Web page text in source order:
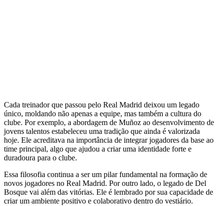
Cada treinador que passou pelo Real Madrid deixou um legado
único, moldando não apenas a equipe, mas também a cultura do
clube. Por exemplo, a abordagem de Muñoz ao desenvolvimento de
jovens talentos estabeleceu uma tradição que ainda é valorizada
hoje. Ele acreditava na importância de integrar jogadores da base ao
time principal, algo que ajudou a criar uma identidade forte e
duradoura para o clube.
Essa filosofia continua a ser um pilar fundamental na formação de
novos jogadores no Real Madrid. Por outro lado, o legado de Del
Bosque vai além das vitórias. Ele é lembrado por sua capacidade de
criar um ambiente positivo e colaborativo dentro do vestiário.